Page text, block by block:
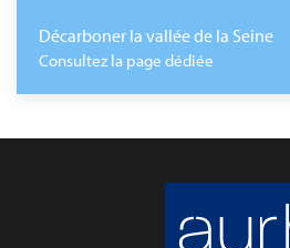
Décarboner la vallée de la Seine
Consultez la page dédiée